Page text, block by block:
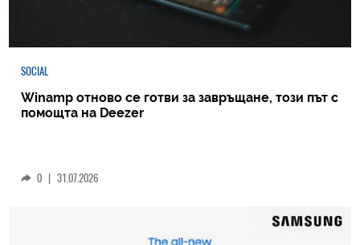
SOCIAL
Winamp отново се готви за завръщане, този път с
помощта на Deezer
0 | 31.07.2026